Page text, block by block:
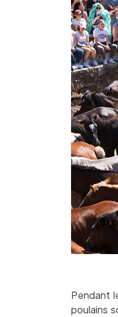
Pendant
poulains